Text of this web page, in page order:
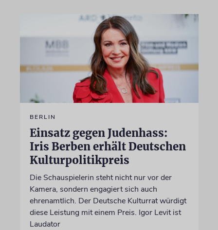
BERLIN
Einsatz gegen Judenhass:
Iris Berben erhält Deutschen
Kulturpolitikpreis
Die Schauspielerin steht nicht nur vor der
Kamera, sondern engagiert sich auch
ehrenamtlich. Der Deutsche Kulturrat würdigt
diese Leistung mit einem Preis. Igor Levit ist
Laudator